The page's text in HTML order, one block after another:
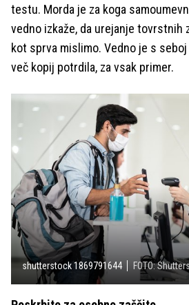
testu. Morda je za koga
vedno izkaže, da urejanje tovrstnih
kot sprva mislimo. Vedno je s
več kopij potrdila, za vsak primer.
shutterstock 1869791644 FOTO: